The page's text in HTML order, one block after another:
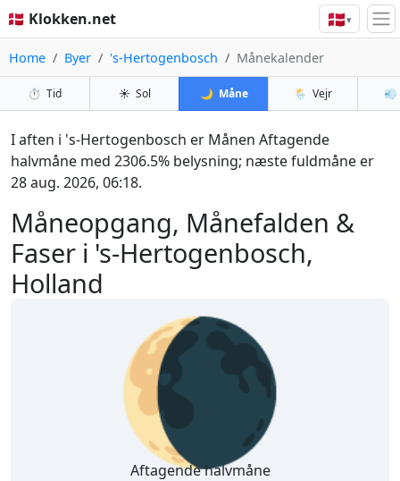
🇩🇰 Klokken.net 🇩🇰▾
Home Byer 's-Hertogenbosch Månekalender
⏱️ Tid ☀️ Sol 🌙 Måne 🌦️ Vejr 💨
Måneopgang, Månefalden &
Faser i 's-Hertogenbosch,
Holland
I aften i 's-Hertogenbosch er Månen Aftagende
halvmåne med 2306.5% belysning; næste fuldmåne er
28 aug. 2026, 06:18.
🌘
Aftagende halvmåne